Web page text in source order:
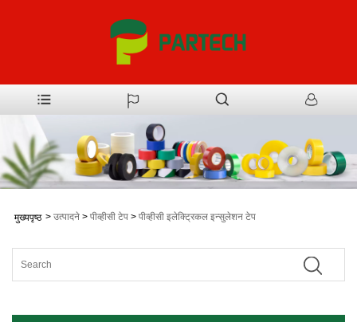
मुख्यपृष्ठ > उत्पादने > पीव्हीसी टेप > पीव्हीसी इलेक्ट्रिकल इन्सुलेशन टेप